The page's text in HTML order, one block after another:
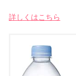
詳しくはこちら